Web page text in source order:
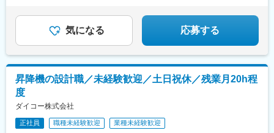
気になる 応募する
昇降機の設計職／未経験歓迎／土日祝休／残業月20h程
度
ダイコー株式会社
正社員 職種未経験歓迎 業種未経験歓迎